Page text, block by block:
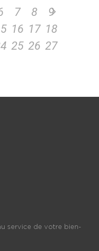
7 8
9
16 17 18
25 26 27
service de votre bien-